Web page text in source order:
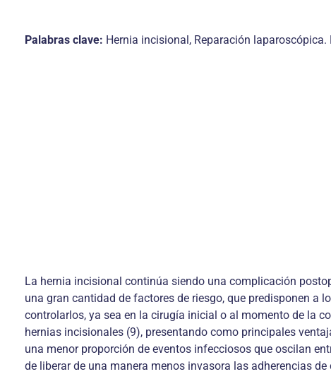
Palabras clave: Hernia incisional, Reparación
La hernia incisional continúa siendo una complicación
una gran cantidad de factores de riesgo, que predisponen a
controlarlos, ya sea en la cirugía inicial o al momento de la
hernias incisionales (9), presentando como principales
una menor proporción de eventos infecciosos que oscilan
de liberar de una manera menos invasora las adherencias